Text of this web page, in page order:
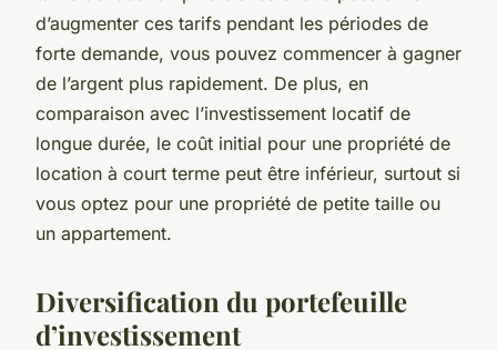
d’augmenter ces tarifs pendant les périodes de
forte demande, vous pouvez commencer à gagner
de l’argent plus rapidement. De plus, en
comparaison avec l’investissement locatif de
longue durée, le coût initial pour une propriété de
location à court terme peut être inférieur, surtout si
vous optez pour une propriété de petite taille ou
un appartement.
Diversification du portefeuille
d’investissement